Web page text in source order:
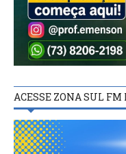
ACESSE ZONA SUL